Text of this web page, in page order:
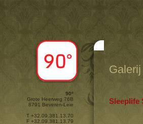
90º
Grote Heerweg 76B
8791 Beveren-Leie
T +32.09.381.13.70
F +32.09.381.13.79
Galerij
Sleeplife